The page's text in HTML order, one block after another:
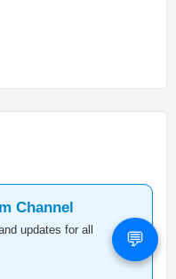
💬
Channel
updates for all